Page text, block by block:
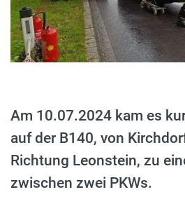
Am 10.07.2024 kam es
auf der B140, von
Richtung Leonstein, zu
zwischen zwei PKWs.